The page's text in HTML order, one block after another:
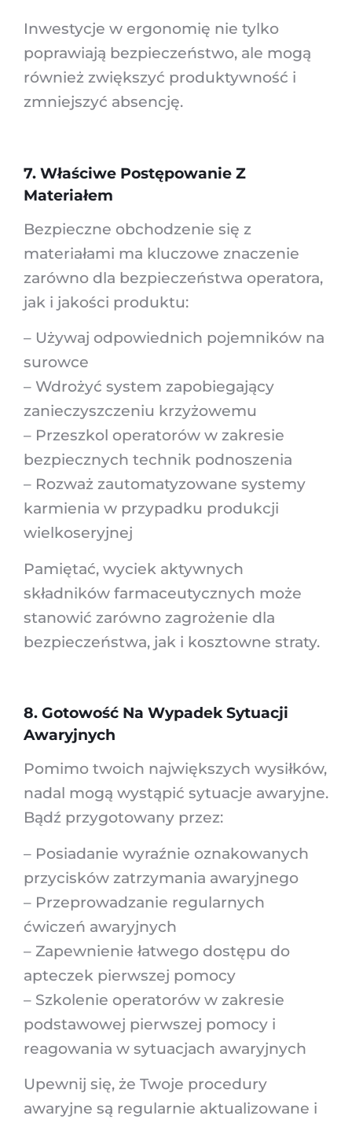
Inwestycje w ergonomię nie tylko
poprawiają bezpieczeństwo, ale mogą
również zwiększyć produktywność i
zmniejszyć absencję.
7. Właściwe Postępowanie Z
Materiałem
Bezpieczne obchodzenie się z
materiałami ma kluczowe znaczenie
zarówno dla bezpieczeństwa operatora,
jak i jakości produktu:
– Używaj odpowiednich pojemników na
surowce
– Wdrożyć system zapobiegający
zanieczyszczeniu krzyżowemu
– Przeszkol operatorów w zakresie
bezpiecznych technik podnoszenia
– Rozważ zautomatyzowane systemy
karmienia w przypadku produkcji
wielkoseryjnej
Pamiętać, wyciek aktywnych
składników farmaceutycznych może
stanowić zarówno zagrożenie dla
bezpieczeństwa, jak i kosztowne straty.
8. Gotowość Na Wypadek Sytuacji
Awaryjnych
Pomimo twoich największych wysiłków,
nadal mogą wystąpić sytuacje awaryjne.
Bądź przygotowany przez:
– Posiadanie wyraźnie oznakowanych
przycisków zatrzymania awaryjnego
– Przeprowadzanie regularnych
ćwiczeń awaryjnych
– Zapewnienie łatwego dostępu do
apteczek pierwszej pomocy
– Szkolenie operatorów w zakresie
podstawowej pierwszej pomocy i
reagowania w sytuacjach awaryjnych
Upewnij się, że Twoje procedury
awaryjne są regularnie aktualizowane i